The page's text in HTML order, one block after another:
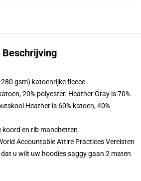
Beschrijving
gsm) katoenrijke fleece
20% polyester. Heather Gray is 70%
Heather is 60% katoen, 40%
koord en rib manchetten
Accountable Attire Practices Vereisten
u wilt uw hoodies saggy gaan 2 maten